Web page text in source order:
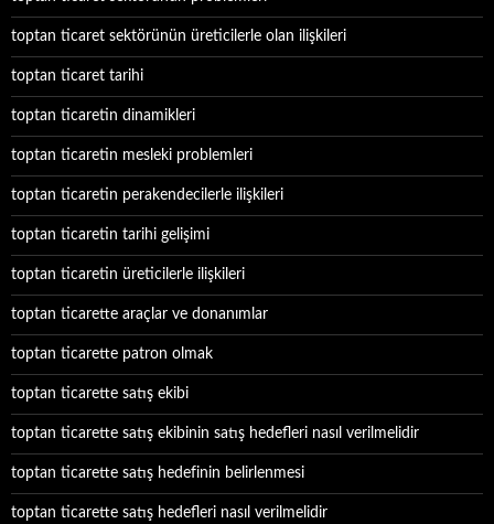
toptan ticaret sektörünün üreticilerle olan ilişkileri
toptan ticaret tarihi
toptan ticaretin dinamikleri
toptan ticaretin mesleki problemleri
toptan ticaretin perakendecilerle ilişkileri
toptan ticaretin tarihi gelişimi
toptan ticaretin üreticilerle ilişkileri
toptan ticarette araçlar ve donanımlar
toptan ticarette patron olmak
toptan ticarette satış ekibi
toptan ticarette satış ekibinin satış hedefleri nasıl verilmelidir
toptan ticarette satış hedefinin belirlenmesi
toptan ticarette satış hedefleri nasıl verilmelidir